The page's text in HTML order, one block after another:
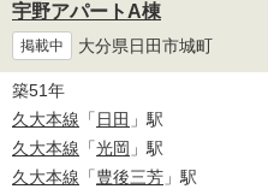
宇野アパートA棟
掲載中 大分県日田市城町
築51年
久大本線 「 日田 」駅
久大本線 「光岡 」駅
久大本線 「豊後三芳 」駅